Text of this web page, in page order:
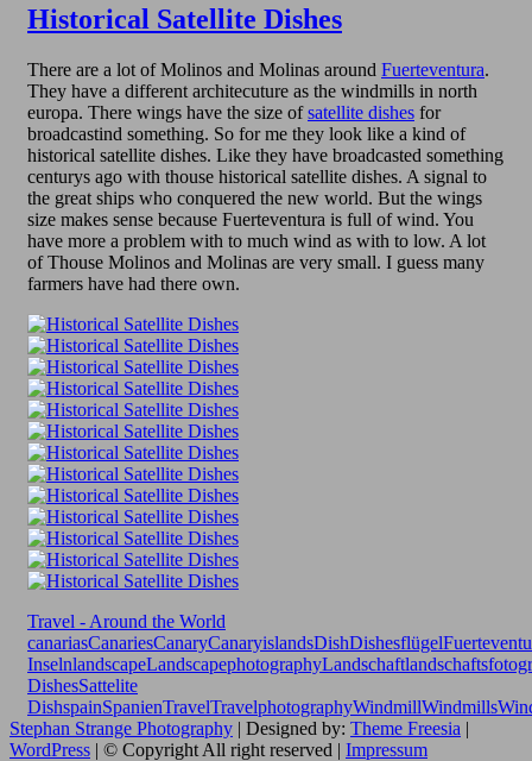
Historical Satellite Dishes
There are a lot of Molinos and Molinas around Fuerteventura.
They have a different architecuture as the windmills in north
europa. There wings have the size ofsatellite dishes for
broadcastind something. So for me they look like a kind of
historical satellite dishes. Like they have broadcasted something
centurys ago with thouse historical satellite dishes. A signal to
the great ships who conquered the new world. But the wings
size makes sense because Fuerteventura is full of wind. You
have more a problem with to much wind as with to low. A lot
of Thouse Molinos and Molinas are very small. I guess many
farmers have had there own.
Travel - Around the World
canariasCanariesCanaryCanaryislandsDishDishesflügel
InselnlandscapeLandscapephotographyLandschaft
DishesSattelite
DishspainSpanienTravelTravelphotographyWindmillWindmills
Stephan Strange Photography | Designed by: Theme Freesia |
WordPress | © Copyright All right reserved | Impressum